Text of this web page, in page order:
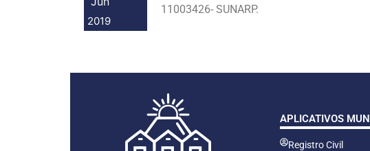
2019
11003426- SUNARP.
APLICATIVOS
Registro Civil